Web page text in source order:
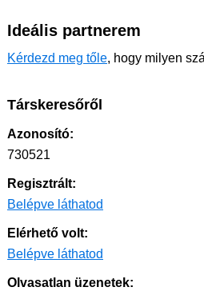
Ideális partnerem
Kérdezd meg tőle, hogy milyen
Társkeresőről
Azonosító:
730521
Regisztrált:
Belépve láthatod
Elérhető volt:
Belépve láthatod
Olvasatlan üzenetek: